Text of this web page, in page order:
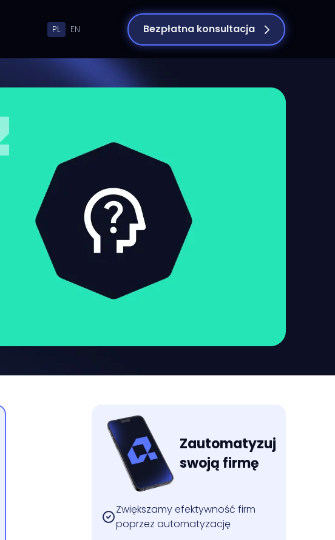
PL EN Bezpłatna konsultacja
Zautomatyzuj
swoją firmę
Zwiększamy efektywność firm
poprzez automatyzację